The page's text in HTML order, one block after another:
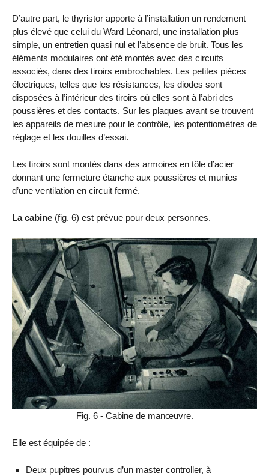
D’autre part, le thyristor apporte à l’installation un rendement
plus élevé que celui du Ward Léonard, une installation plus
simple, un entretien quasi nul et l’absence de bruit. Tous les
éléments modulaires ont été montés avec des circuits
associés, dans des tiroirs embrochables. Les petites pièces
électriques, telles que les résistances, les diodes sont
disposées à l’intérieur des tiroirs où elles sont à l’abri des
poussières et des contacts. Sur les plaques avant se trouvent
les appareils de mesure pour le contrôle, les potentiomètres de
réglage et les douilles d’essai.
Les tiroirs sont montés dans des armoires en tôle d’acier
donnant une fermeture étanche aux poussières et munies
d’une ventilation en circuit fermé.
La cabine (fig. 6) est prévue pour deux personnes.
Fig. 6 - Cabine de manœuvre.
Elle est équipée de :
Deux pupitres pourvus d’un master controller, à